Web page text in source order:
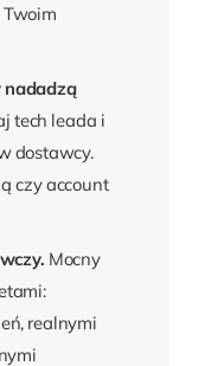
nadadzą
tech leada i
dostawcy.
czy account
Mocny
realnymi